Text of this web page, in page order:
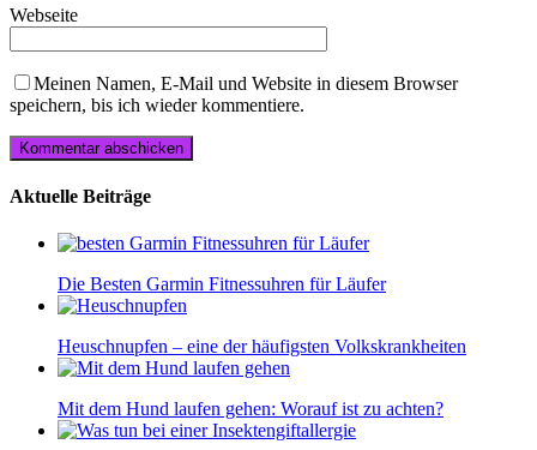
Webseite
Meinen Namen, E-Mail und Website in diesem Browser
speichern, bis ich wieder kommentiere.
Aktuelle Beiträge
Die Besten Garmin Fitnessuhren für Läufer
Heuschnupfen – eine der häufigsten Volkskrankheiten
Mit dem Hund laufen gehen: Worauf ist zu achten?